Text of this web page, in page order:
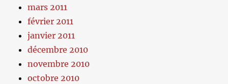
mars 2011
février 2011
janvier 2011
décembre 2010
novembre 2010
octobre 2010